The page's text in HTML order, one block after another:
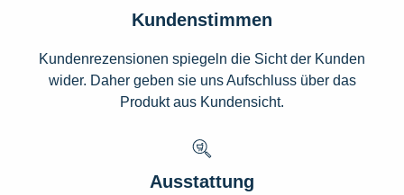
Kundenstimmen
Kundenrezensionen spiegeln die Sicht der Kunden
wider. Daher geben sie uns Aufschluss über das
Produkt aus Kundensicht.
Ausstattung